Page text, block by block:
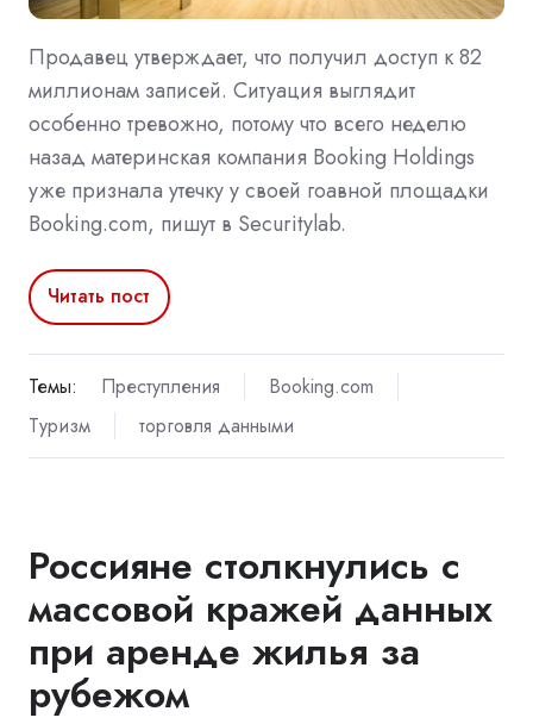
Продавец утверждает, что получил доступ к 82
миллионам записей. Ситуация выглядит
особенно тревожно, потому что всего неделю
назад материнская компания Booking Holdings
уже признала утечку у своей гоавной площадки
Booking.com, пишут в Securitylab.
Читать пост
Темы: Преступления
Booking.com
Туризм
торговля данными
Россияне столкнулись с
массовой кражей данных
при аренде жилья за
рубежом